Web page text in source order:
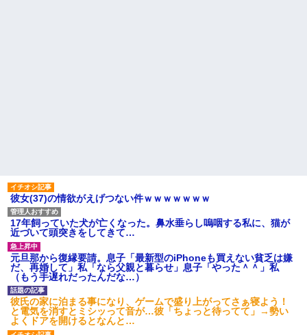
彼女(37)の情欲がえげつない件ｗｗｗｗｗｗｗ
17年飼っていた犬が亡くなった。鼻水垂らし嗚咽する私に、猫が
近づいて頭突きをしてきて…
元旦那から復縁要請。息子「最新型のiPhoneも買えない貧乏は嫌
だ、再婚して」私「なら父親と暮らせ」息子「やった＾＾」私
（もう手遅れだったんだな…）
彼氏の家に泊まる事になり、ゲームで盛り上がってさぁ寝よう！
と電気を消すとミシッって音が…彼「ちょっと待ってて」→勢い
よくドアを開けるとなんと…